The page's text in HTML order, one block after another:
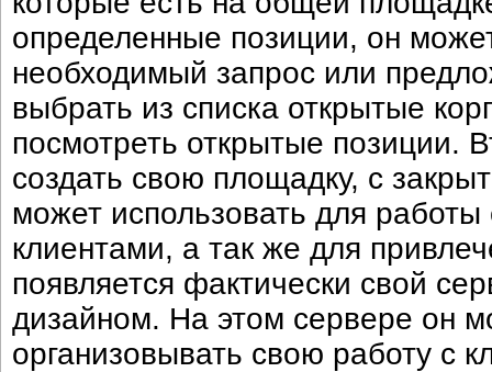
определенные позиции, он
необходимый запрос или
выбрать из списка открытые
посмотреть открытые позиции.
создать свою площадку, с
может использовать для
клиентами, а так же для
появляется фактически свой
дизайном. На этом сервере он
организовывать свою работу с